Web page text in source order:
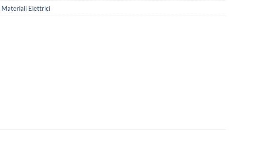
Materiali Elettrici